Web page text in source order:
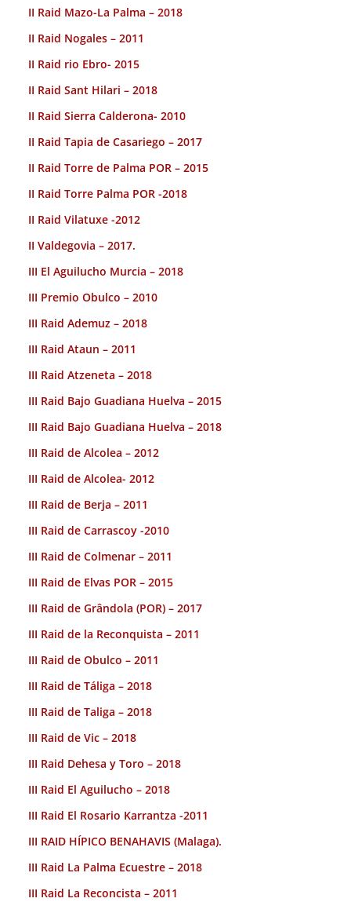
II Raid Mazo-La Palma – 2018
II Raid Nogales – 2011
II Raid rio Ebro- 2015
II Raid Sant Hilari – 2018
II Raid Sierra Calderona- 2010
II Raid Tapia de Casariego – 2017
II Raid Torre de Palma POR – 2015
II Raid Torre Palma POR -2018
II Raid Vilatuxe -2012
II Valdegovia – 2017.
III El Aguilucho Murcia – 2018
III Premio Obulco – 2010
III Raid Ademuz – 2018
III Raid Ataun – 2011
III Raid Atzeneta – 2018
III Raid Bajo Guadiana Huelva – 2015
III Raid Bajo Guadiana Huelva – 2018
III Raid de Alcolea – 2012
III Raid de Alcolea- 2012
III Raid de Berja – 2011
III Raid de Carrascoy -2010
III Raid de Colmenar – 2011
III Raid de Elvas POR – 2015
III Raid de Grândola (POR) – 2017
III Raid de la Reconquista – 2011
III Raid de Obulco – 2011
III Raid de Táliga – 2018
III Raid de Taliga – 2018
III Raid de Vic – 2018
III Raid Dehesa y Toro – 2018
III Raid El Aguilucho – 2018
III Raid El Rosario Karrantza -2011
III RAID HÍPICO BENAHAVIS (Malaga).
III Raid La Palma Ecuestre – 2018
III Raid La Reconcista – 2011